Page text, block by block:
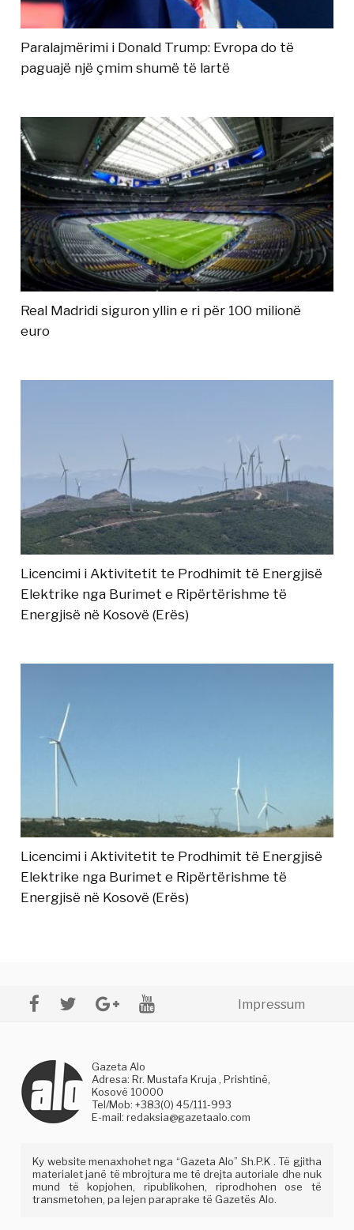
Paralajmërimi i Donald Trump: Evropa do të
paguajë një çmim shumë të lartë
Real Madridi siguron yllin e ri për 100 milionë
euro
Licencimi i Aktivitetit te Prodhimit të Energjisë
Elektrike nga Burimet e Ripërtërishme të
Energjisë në Kosovë (Erës)
Licencimi i Aktivitetit te Prodhimit të Energjisë
Elektrike nga Burimet e Ripërtërishme të
Energjisë në Kosovë (Erës)
Impressum
Gazeta Alo
Adresa: Rr. Mustafa Kruja , Prishtinë,
Kosovë 10000
Tel/Mob: +383(0) 45/111-993
E-mail:redaksia@gazetaalo.com
Ky website menaxhohet nga “Gazeta Alo” Sh.P.K . Të gjitha
materialet janë të mbrojtura me të drejta autoriale dhe nuk
mund të kopjohen, ripublikohen, riprodhohen ose të
transmetohen, pa lejen paraprake të Gazetës Alo.